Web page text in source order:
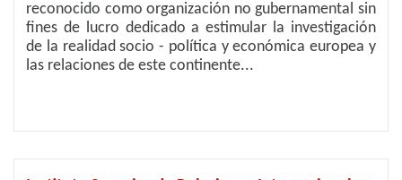
reconocido como organización no gubernamental sin
fines de lucro dedicado a estimular la investigación
de la realidad socio - política y económica europea y
las relaciones de este continente...